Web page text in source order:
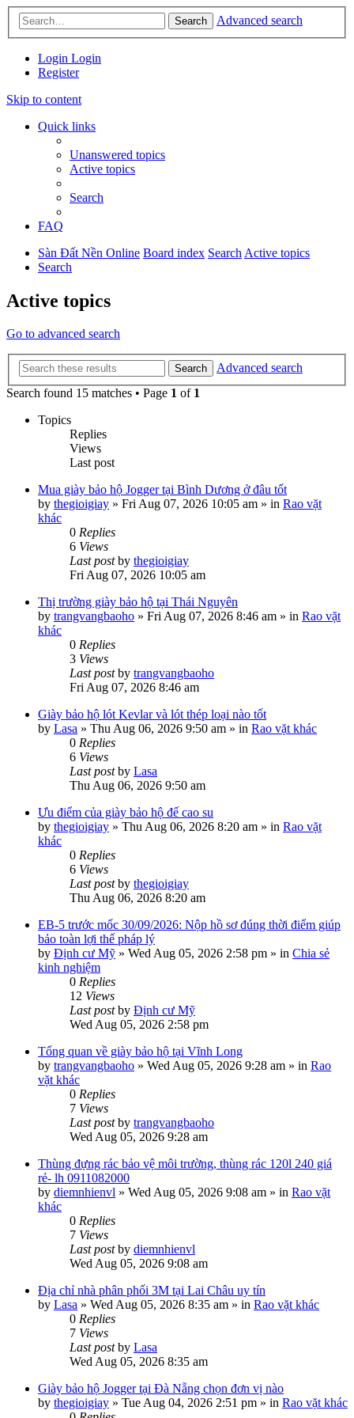
Search Advanced search
Login Login
Register
Skip to content
Quick links
Unanswered topics
Active topics
Search
FAQ
Sàn Đất Nền Online Board index Search Active topics
Search
Active topics
Go to advanced search
Search
Advanced search
Search found 15 matches • Page 1 of 1
Topics
Replies
Views
Last post
Mua giày bảo hộ Jogger tại Bình Dương ở đâu tốt
by thegioigiay » Fri Aug 07, 2026 10:05 am » in Rao vặt
khác
0 Replies
6 Views
Last postby thegioigiay
Fri Aug 07, 2026 10:05 am
Thị trường giày bảo hộ tại Thái Nguyên
by trangvangbaoho » Fri Aug 07, 2026 8:46 am » in Rao vặt
khác
0 Replies
3 Views
Last postby trangvangbaoho
Fri Aug 07, 2026 8:46 am
Giày bảo hộ lót Kevlar và lót thép loại nào tốt
by Lasa » Thu Aug 06, 2026 9:50 am » in Rao vặt khác
0 Replies
6 Views
Last postby Lasa
Thu Aug 06, 2026 9:50 am
Ưu điểm của giày bảo hộ đế cao su
by thegioigiay » Thu Aug 06, 2026 8:20 am » in Rao vặt
khác
0 Replies
6 Views
Last postby thegioigiay
Thu Aug 06, 2026 8:20 am
EB-5 trước mốc 30/09/2026: Nộp hồ sơ đúng thời điểm giúp
bảo toàn lợi thế pháp lý
by Định cư Mỹ » Wed Aug 05, 2026 2:58 pm » in Chia sẻ
kinh nghiệm
0 Replies
12 Views
Last postby Định cư Mỹ
Wed Aug 05, 2026 2:58 pm
Tổng quan về giày bảo hộ tại Vĩnh Long
by trangvangbaoho » Wed Aug 05, 2026 9:28 am » in Rao
vặt khác
0 Replies
7 Views
Last postby trangvangbaoho
Wed Aug 05, 2026 9:28 am
Thùng đựng rác bảo vệ môi trường, thùng rác 120l 240 giá
rẻ- lh 0911082000
by diemnhienvl » Wed Aug 05, 2026 9:08 am » in Rao vặt
khác
0 Replies
7 Views
Last postby diemnhienvl
Wed Aug 05, 2026 9:08 am
Địa chỉ nhà phân phối 3M tại Lai Châu uy tín
by Lasa » Wed Aug 05, 2026 8:35 am » in Rao vặt khác
0 Replies
7 Views
Last postby Lasa
Wed Aug 05, 2026 8:35 am
Giày bảo hộ Jogger tại Đà Nẵng chọn đơn vị nào
by thegioigiay » Tue Aug 04, 2026 2:51 pm » in Rao vặt khác